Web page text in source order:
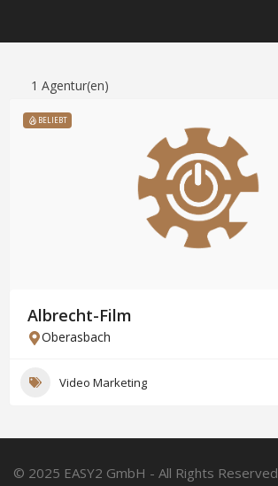
1 Agentur(en)
BELIEBT
Albrecht-Film
Oberasbach
Video Marketing
© 2025 EASY2 GmbH - All Rights Reserved